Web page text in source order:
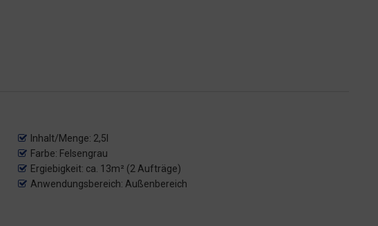
Inhalt/Menge: 2,5l
Farbe: Felsengrau
Ergiebigkeit: ca. 13m² (2 Aufträge)
Anwendungsbereich: Außenbereich